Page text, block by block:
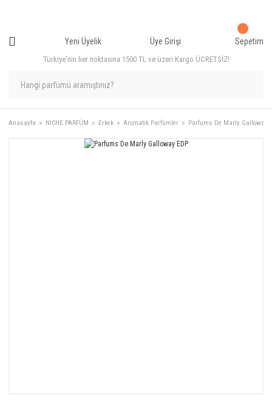
Türkiye'nin her noktasına 1500 TL ve üzeri Kargo ÜCRETSİZ!
Yeni Üyelik Üye Girişi Sepetim
Anasayfa NICHE PARFÜM Erkek Aromatik Parfümler Parfums De Marly Galloway